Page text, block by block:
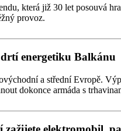
která již 30 let posouvá
provoz.
energetiku Balkánu
a střední Evropě.
dokonce armáda s